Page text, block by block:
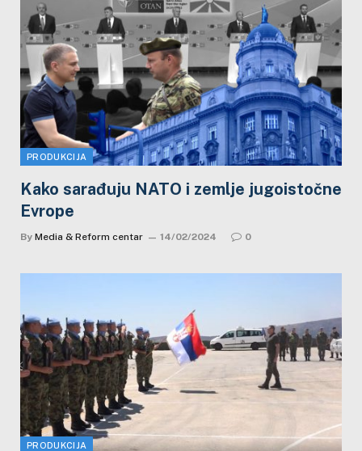
PRODUKCIJA
Kako sarađuju NATO i zemlje jugoistočne
Evrope
By Media & Reform centar 14/02/2024 0
PRODUKCIJA